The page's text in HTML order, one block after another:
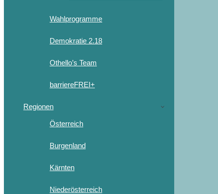
Wahlprogramme
Demokratie 2.18
Othello’s Team
barriereFREI+
Regionen
Österreich
Burgenland
Kärnten
Niederösterreich